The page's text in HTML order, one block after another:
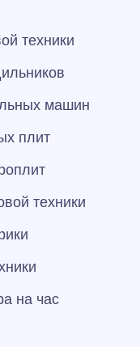
техники
машин
плит
техники
на час